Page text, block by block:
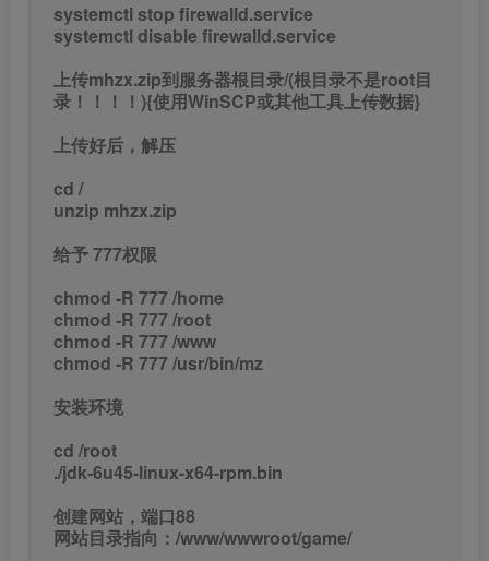
systemctl stop firewalld.service
systemctl disable firewalld.service
上传mhzx.zip到服务器根目录/(根目录不是root目
录！！！！){使用WinSCP或其他工具上传数据}
上传好后，解压
cd /
unzip mhzx.zip
给予 777权限
chmod -R 777 /home
chmod -R 777 /root
chmod -R 777 /www
chmod -R 777 /usr/bin/mz
安装环境
cd /root
./jdk-6u45-linux-x64-rpm.bin
创建网站，端口88
网站目录指向：/www/wwwroot/game/